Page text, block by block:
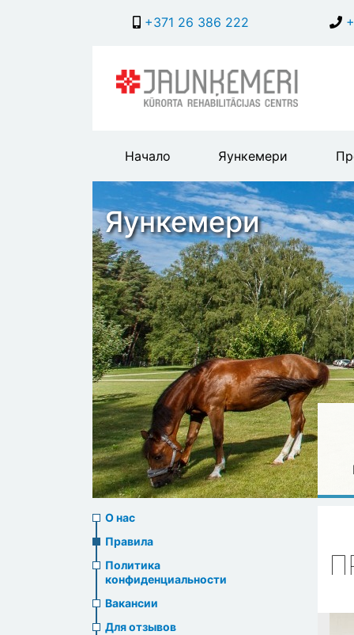
+371 26 386 222
Main
header
menu
Начало Яункемери
Яункемери
About
us
header
menu
О нас
Правила
Политика
конфиденциальности
Вакансии
Для отзывов